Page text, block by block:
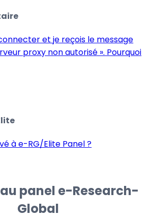
et je reçois le message
proxy non autorisé ». Pourquoi
à e-RG/Elite Panel ?
panel e-Research-
Global